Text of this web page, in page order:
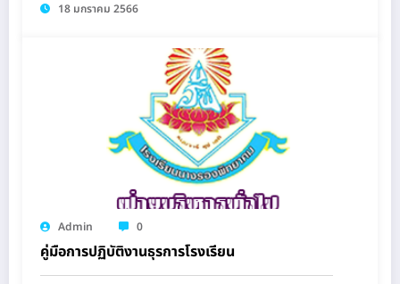
18 มกราคม 2566
Admin 0
คู่มือการปฏิบัติงานธุรการโรงเรียน